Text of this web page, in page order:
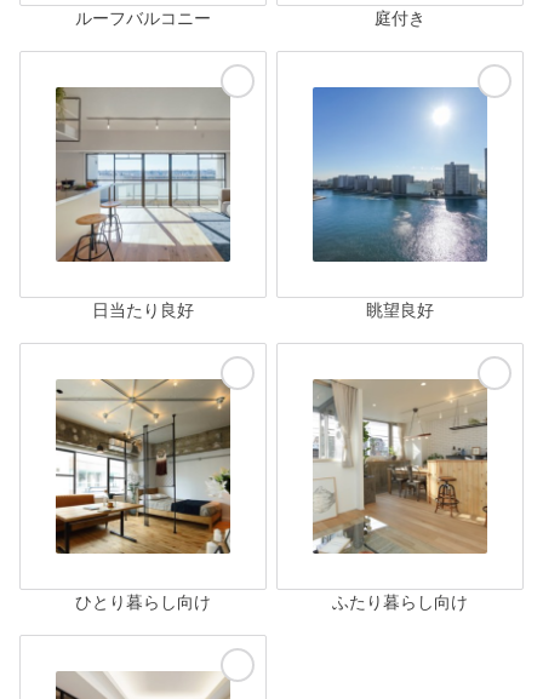
ルーフバルコニー 庭付き
日当たり良好 眺望良好
ひとり暮らし向け ふたり暮らし向け